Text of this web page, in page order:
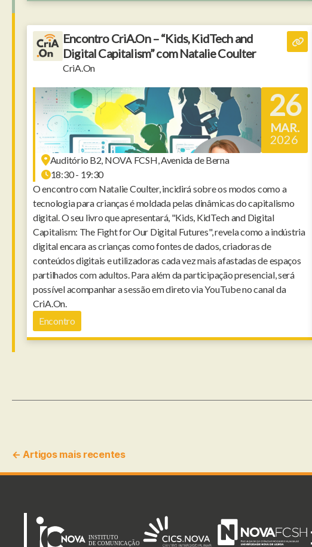
Encontro CriA.On – “Kids, KidTech and
Digital Capitalism” com Natalie Coulter
CriA.On
26
MAR.
2026
Auditório B2, NOVA FCSH, Avenida de Berna
18:30 - 19:30
O encontro com Natalie Coulter, incidirá sobre os modos como a
tecnologia para crianças é moldada pelas dinâmicas do capitalismo
digital. O seu livro que apresentará, "Kids, KidTech and Digital
Capitalism: The Fight for Our Digital Futures", revela como a indústria
digital encara as crianças como fontes de dados, criadoras de
conteúdos digitais e utilizadoras cada vez mais afastadas de espaços
partilhados com adultos. Para além da participação presencial, será
possível acompanhar a sessão em direto via YouTube no canal da
CriA.On.
Encontro
Paginação
conteúdos
← Artigosmais recentes